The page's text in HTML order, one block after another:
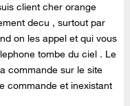
client cher orange
decu , surtout par
on les appel et qui vous
tombe du ciel . Le
commande sur le site
commande et inexistant